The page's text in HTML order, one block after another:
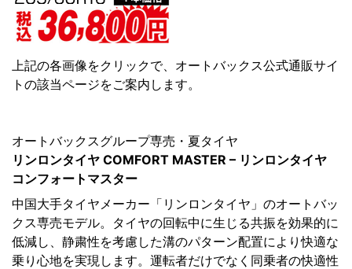
上記の各画像をクリックで、オートバックス公式通販サイ
トの該当ページをご案内します。
オートバックスグループ専売・夏タイヤ
リンロンタイヤ COMFORT MASTER – リンロンタイヤ
コンフォートマスター
中国大手タイヤメーカー「リンロンタイヤ」のオートバッ
クス専売モデル。タイヤの回転中に生じる共振を効果的に
低減し、静粛性を考慮した溝のパターン配置により快適な
乗り心地を実現します。運転者だけでなく同乗者の快適性